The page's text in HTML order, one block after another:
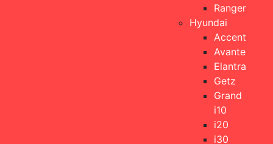
Ranger
Hyundai
Accent
Avante
Elantra
Getz
Grand
i10
i20
i30